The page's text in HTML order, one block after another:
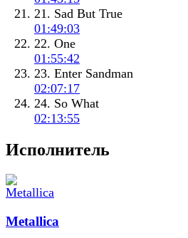
21. Sad But True
01:49:03
22. One
01:55:42
23. Enter Sandman
02:07:17
24. So What
02:13:55
Исполнитель
Metallica